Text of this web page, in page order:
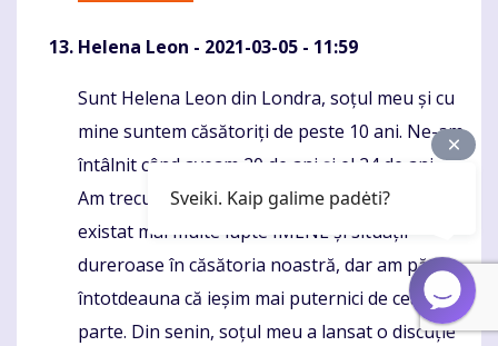
Helena Leon - 2021-03-05 - 11:59
Komentaras
Sunt Helena Leon din Londra, soțul meu și cu
mine suntem căsătoriți de peste 10 ani. Ne-am
întâlnit când aveam 20 de ani și el 24 de ani.
Am trecut prin multe emoțional împreună. Au
existat mai multe lupte IMENE și situații
dureroase în căsătoria noastră, dar am părut
întotdeauna că ieșim mai puternici de cealaltă
parte. Din senin, soțul meu a lansat o discuție
Sveiki. Kaip galime padėti?